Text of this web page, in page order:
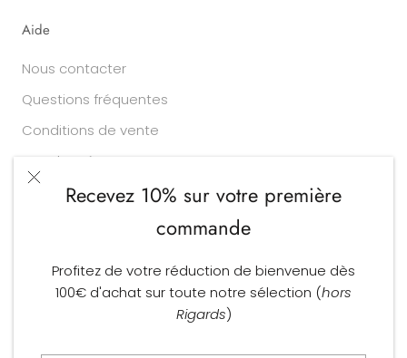
Recevez 10% sur votre première
commande
Profitez de votre réduction de bienvenue dès
100€ d'achat sur toute notre sélection (hors
Rigards)
Aide
Nous contacter
Questions fréquentes
Conditions de vente
Vos données
Devise
EUR € Langue
FRANÇAIS
Commerce électronique propulsé par Shopify